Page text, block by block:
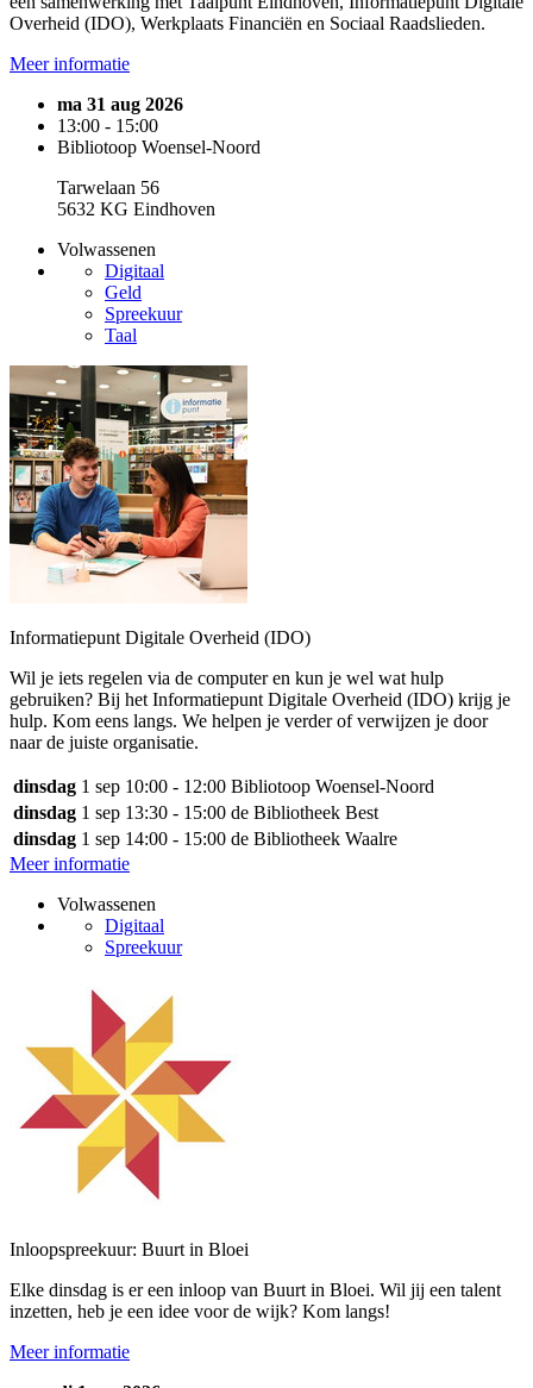
Overheid (IDO), Werkplaats Financiën en Sociaal Raadslieden.
Meer informatie
ma 31 aug 2026
13:00 - 15:00
Bibliotoop Woensel-Noord
Tarwelaan 56
5632 KG Eindhoven
Volwassenen
Digitaal
Geld
Spreekuur
Taal
Informatiepunt Digitale Overheid (IDO)
Wil je iets regelen via de computer en kun je wel wat hulp
gebruiken? Bij het Informatiepunt Digitale Overheid (IDO) krijg je
hulp. Kom eens langs. We helpen je verder of verwijzen je door
naar de juiste organisatie.
dinsdag 1 sep 10:00 - 12:00 Bibliotoop Woensel-Noord
dinsdag 1 sep 13:30 - 15:00 de Bibliotheek Best
dinsdag 1 sep 14:00 - 15:00 de Bibliotheek Waalre
Meer informatie
Volwassenen
Digitaal
Spreekuur
Inloopspreekuur: Buurt in Bloei
Elke dinsdag is er een inloop van Buurt in Bloei. Wil jij een talent
inzetten, heb je een idee voor de wijk? Kom langs!
Meer informatie